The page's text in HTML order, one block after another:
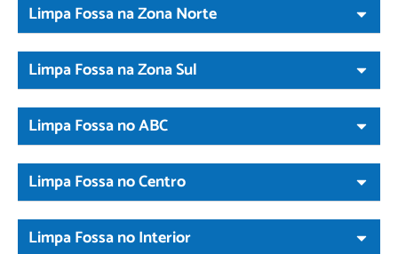
Limpa Fossa na Zona Norte
Limpa Fossa na Zona Sul
Limpa Fossa no ABC
Limpa Fossa no Centro
Limpa Fossa no Interior